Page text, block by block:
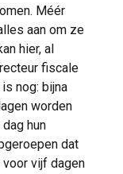
Méér
aan om ze
hier, al
fiscale
nog: bijna
worden
hun
dat
vijf dagen